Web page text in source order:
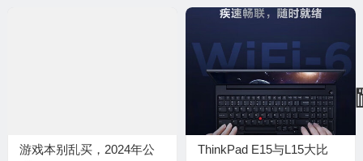
游戏本别乱买，2024年公
ThinkPad E15与L15大比